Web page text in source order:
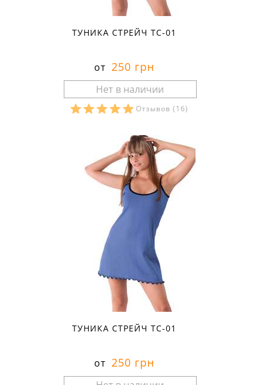
ТУНИКА СТРЕЙЧ ТС-01
от 250 грн
Отзывов (16)
ТУНИКА СТРЕЙЧ ТС-01
от 250 грн